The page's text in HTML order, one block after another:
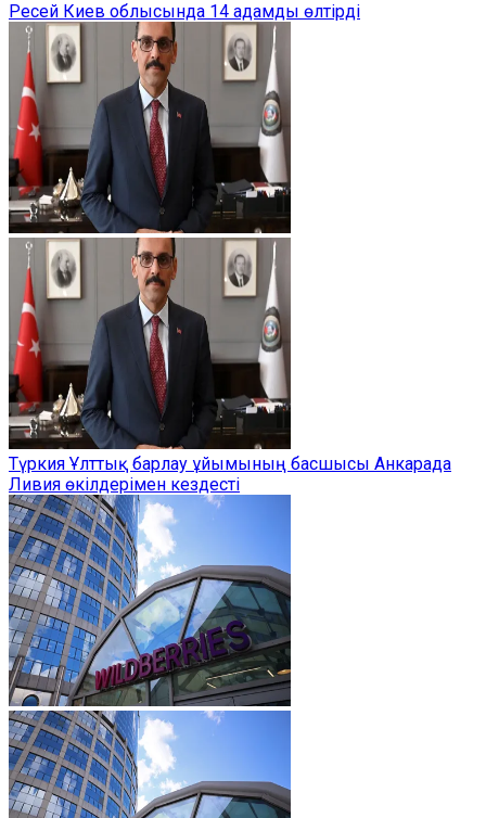
Ресей Киев облысында 14 адамды өлтірді
Түркия Ұлттық барлау ұйымының басшысы Анкарада
Ливия өкілдерімен кездесті